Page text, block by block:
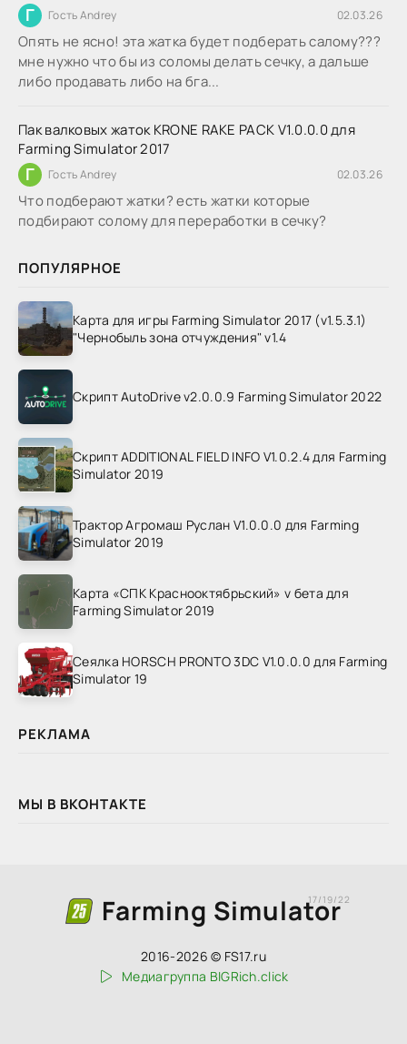
Г Гость Andrey 02.03.26
Опять не ясно! эта жатка будет подберать салому???
мне нужно что бы из соломы делать сечку, а дальше
либо продавать либо на бга...
Пак валковых жаток KRONE RAKE PACK V1.0.0.0 для
Farming Simulator 2017
Г Гость Andrey 02.03.26
Что подберают жатки? есть жатки которые
подбирают солому для переработки в сечку?
ПОПУЛЯРНОЕ
Карта для игры Farming Simulator 2017 (v1.5.3.1)
"Чернобыль зона отчуждения" v1.4
Скрипт AutoDrive v2.0.0.9 Farming Simulator 2022
Скрипт ADDITIONAL FIELD INFO V1.0.2.4 для Farming
Simulator 2019
Трактор Агромаш Руслан V1.0.0.0 для Farming
Simulator 2019
Карта «СПК Краснооктябрьский» v бета для
Farming Simulator 2019
Сеялка HORSCH PRONTO 3DC V1.0.0.0 для Farming
Simulator 19
РЕКЛАМА
МЫ В ВКОНТАКТЕ
Farming Simulator
17/19/22
2016-2026 © FS17.ru
Медиагруппа BIGRich.click